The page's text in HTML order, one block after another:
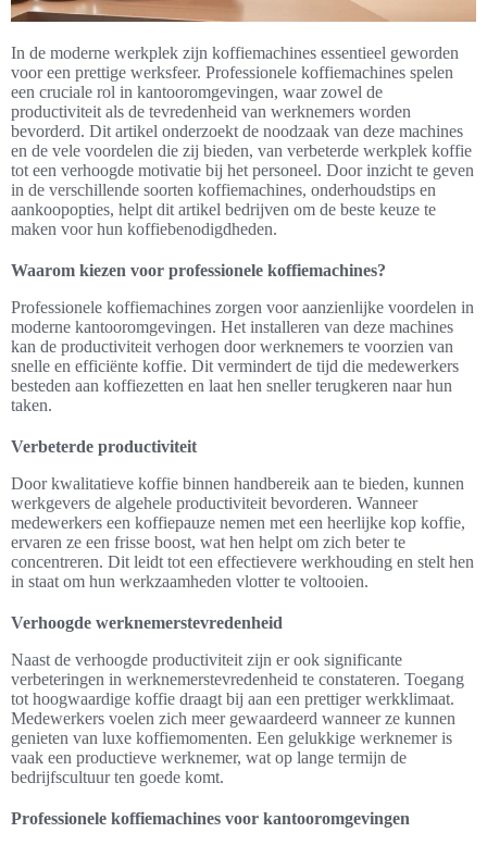
In de moderne werkplek zijn koffiemachines essentieel geworden
voor een prettige werksfeer. Professionele koffiemachines spelen
een cruciale rol in kantooromgevingen, waar zowel de
productiviteit als de tevredenheid van werknemers worden
bevorderd. Dit artikel onderzoekt de noodzaak van deze machines
en de vele voordelen die zij bieden, van verbeterde werkplek koffie
tot een verhoogde motivatie bij het personeel. Door inzicht te geven
in de verschillende soorten koffiemachines, onderhoudstips en
aankoopopties, helpt dit artikel bedrijven om de beste keuze te
maken voor hun koffiebenodigdheden.
Waarom kiezen voor professionele koffiemachines?
Professionele koffiemachines zorgen voor aanzienlijke voordelen in
moderne kantooromgevingen. Het installeren van deze machines
kan de productiviteit verhogen door werknemers te voorzien van
snelle en efficiënte koffie. Dit vermindert de tijd die medewerkers
besteden aan koffiezetten en laat hen sneller terugkeren naar hun
taken.
Verbeterde productiviteit
Door kwalitatieve koffie binnen handbereik aan te bieden, kunnen
werkgevers de algehele productiviteit bevorderen. Wanneer
medewerkers een koffiepauze nemen met een heerlijke kop koffie,
ervaren ze een frisse boost, wat hen helpt om zich beter te
concentreren. Dit leidt tot een effectievere werkhouding en stelt hen
in staat om hun werkzaamheden vlotter te voltooien.
Verhoogde werknemerstevredenheid
Naast de verhoogde productiviteit zijn er ook significante
verbeteringen in werknemerstevredenheid te constateren. Toegang
tot hoogwaardige koffie draagt bij aan een prettiger werkklimaat.
Medewerkers voelen zich meer gewaardeerd wanneer ze kunnen
genieten van luxe koffiemomenten. Een gelukkige werknemer is
vaak een productieve werknemer, wat op lange termijn de
bedrijfscultuur ten goede komt.
Professionele koffiemachines voor kantooromgevingen